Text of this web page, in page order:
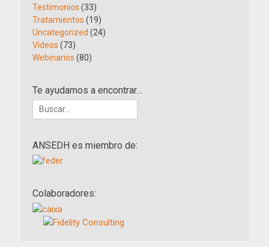
Testimonios (33)
Tratamientos (19)
Uncategorized (24)
Vídeos (73)
Webinarios (80)
Te ayudamos a encontrar…
Buscar:
ANSEDH es miembro de:
Colaboradores: